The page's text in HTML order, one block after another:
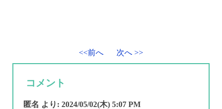
<<前へ 次へ >>
コメント
匿名 より: 2024/05/02(木) 5:07 PM